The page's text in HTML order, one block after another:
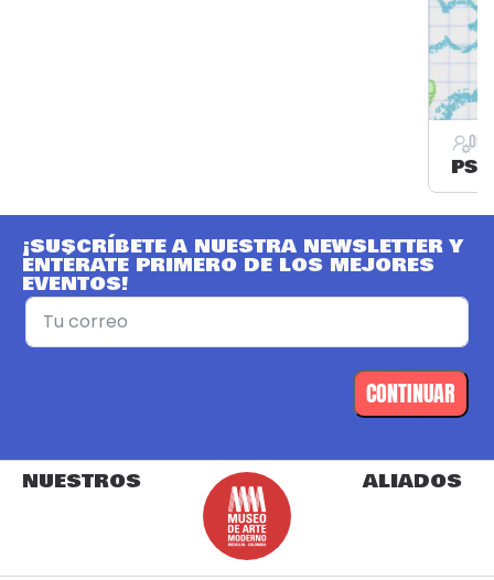
¡SUSCRÍBETE A NUESTRA NEWSLETTER Y
ENTÉRATE PRIMERO DE LOS MEJORES
EVENTOS!
CONTINUAR
NUESTROS ALIADOS